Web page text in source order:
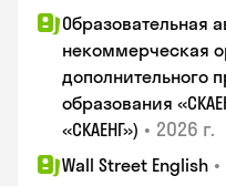
Образовательная
некоммерческая
дополнительного
образования
«СКАЕНГ») • 2026 г.
Wall Street English •